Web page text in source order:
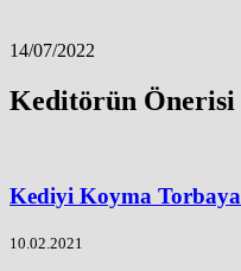
14/07/2022
Keditörün Önerisi
Kediyi Koyma Torbaya
10.02.2021